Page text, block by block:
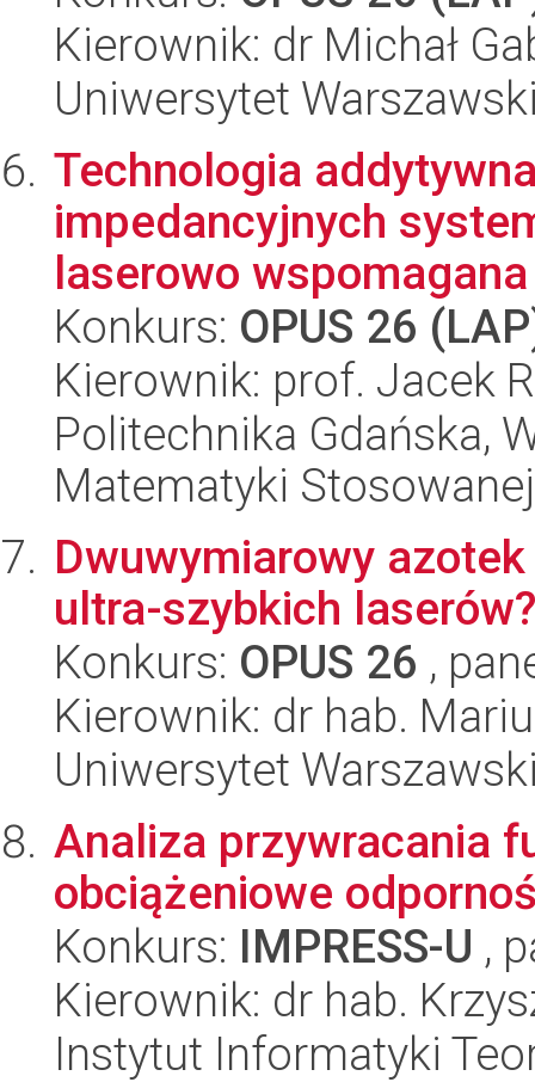
Kierownik: dr Michał
Uniwersytet
Technologia
impedancyjnych
laserowo
Konkurs: OPUS 26
Kierownik: prof. Jacek
Politechnika Gdańska,
Matematyki Stosowanej
Dwuwymiarowy
ultra-szybkich laserów?
Konkurs: OPUS 26 ,
Kierownik: dr hab.
Uniwersytet
Analiza przywracania
obciążeniowe
Konkurs: IMPRESS-U ,
Kierownik: dr hab.
Instytut Informatyki